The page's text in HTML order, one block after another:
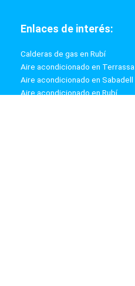
Enlaces de interés:
Calderas de gas en Rubí
Aire acondicionado en Terrassa
Aire acondicionado en Sabadell
Aire acondicionado en Rubí